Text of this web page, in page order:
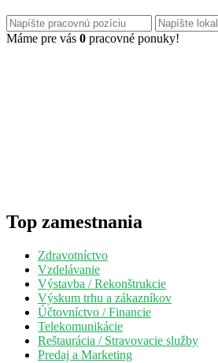
Máme pre vás 0 pracovné ponuky!
Top zamestnania
Zdravotníctvo
Vzdelávanie
Výstavba / Rekonštrukcie
Výskum trhu a zákazníkov
Účtovníctvo / Financie
Telekomunikácie
Reštaurácia / Stravovacie služby
Predaj a Marketing